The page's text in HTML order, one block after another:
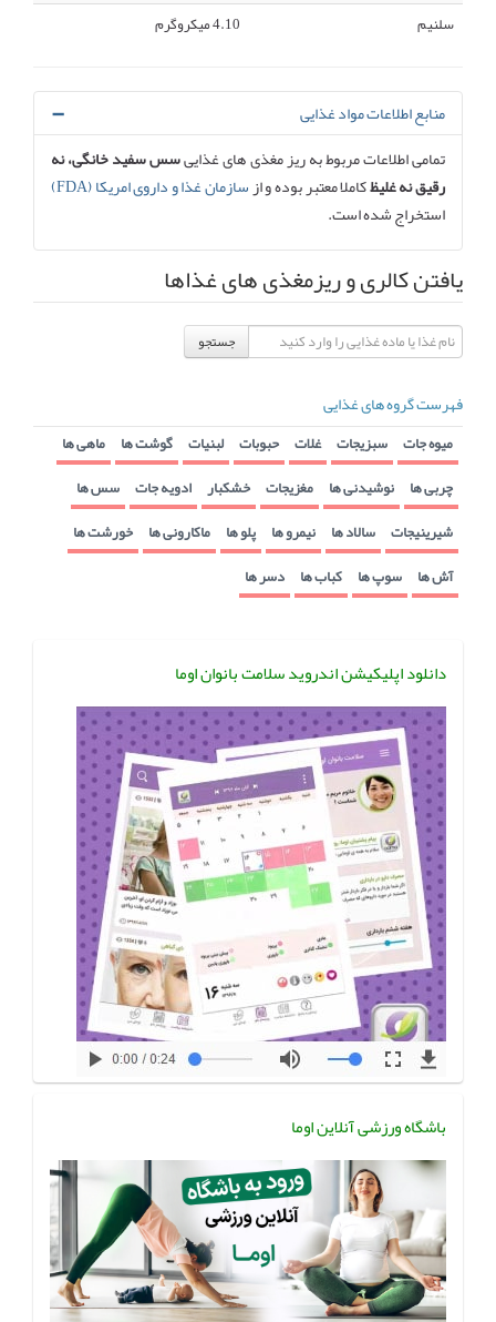
سلنیم 4.10 میکروگرم
منابع اطلاعات مواد غذایی
تمامی اطلاعات مربوط به ریز مغذی های غذاییسس سفید خانگی، نه
رقیق نه غلیظکاملا معتبر بوده و ازسازمان غذا و داروی امریکا (FDA)
استخراج شده است.
یافتن کالری و ریزمغذی های غذاها
جستجو
فهرست گروه های غذایی
میوه جات سبزیجات غلات حبوبات لبنیات گوشت ها ماهی ها
چربی ها نوشیدنی ها مغزیجات خشکبار ادویه جات سس ها
شیرینیجات سالاد ها نیمرو ها پلو ها ماکارونی ها خورشت ها
آش ها سوپ ها کباب ها دسر ها
دانلود اپلیکیشن اندروید سلامت بانوان اوما
باشگاه ورزشی آنلاین اوما